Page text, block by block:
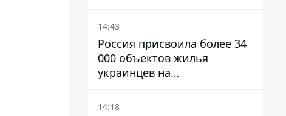
14:43
Россия присвоила более 34
000 объектов жилья
украинцев на
оккупированных
территориях -
14:18